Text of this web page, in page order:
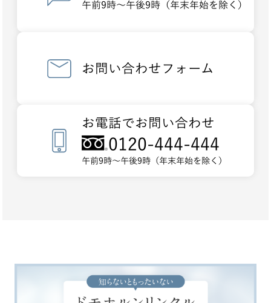
午前9時～午後9時（年末年始を除く）
お問い合わせフォーム
お電話でお問い合わせ
0120-444-444
午前9時～午後9時（年末年始を除く）